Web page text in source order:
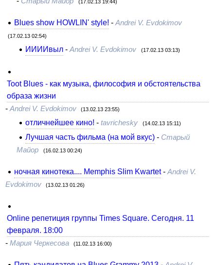
(17.02.13 19:44)
Blues show HOWLIN' style! - Andrei V. Evdokimov
(17.02.13 02:54)
ИИИИвыл -Andrei V. Evdokimov (17.02.13 03:13)
Toot Blues - как музыка, философия и обстоятельства
образа жизни
- Andrei V. Evdokimov (13.02.13 23:55)
отличнейшее кино! -tavrichesky (14.02.13 15:11)
Лучшая часть фильма (на мой вкус) - Старый
Майор
(16.02.13 00:24)
ночная кинотека.... Memphis Slim Kwartet- Andrei V.
Evdokimov
(13.02.13 01:26)
Online репетиция группы Times Square. Сегодня. 11
февраля. 18:00
- Мария Черкесова (11.02.13 16:00)